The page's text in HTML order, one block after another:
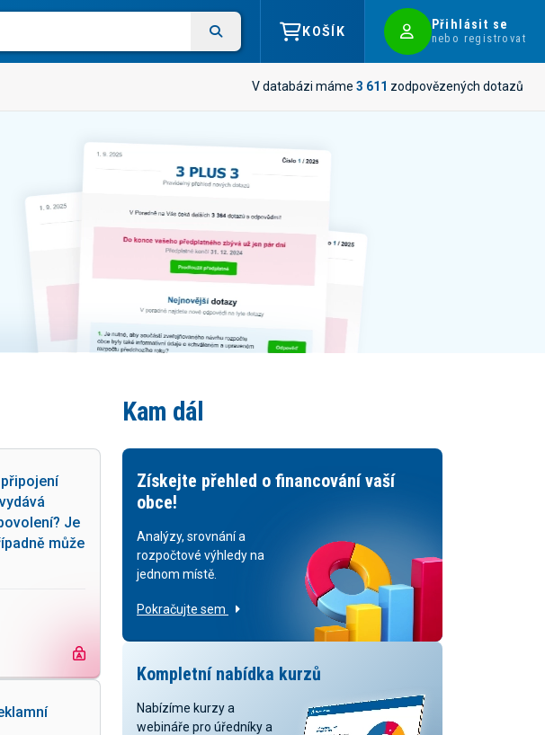
KOŠÍK Přihlásit se
nebo registrovat
V databázi máme 3 611 zodpovězených dotazů
Je
může
Kam dál
Získejte přehled o financování vaší
obce!
Analýzy, srovnání a
rozpočtové výhledy na
jednom místě.
Pokračujte sem
Kompletní nabídka kurzů
Nabízíme kurzy a
webináře pro úředníky a